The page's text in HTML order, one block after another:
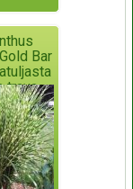
Bar
trava